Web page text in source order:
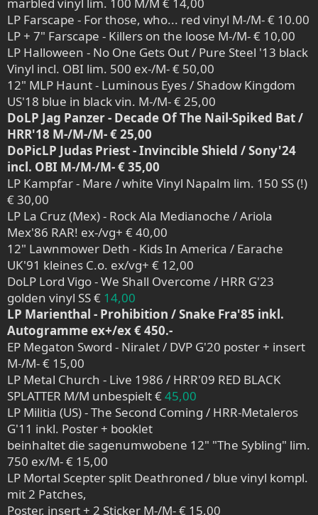
LP Farscape - For those, who... red vinyl M-/M- € 10.00
LP + 7" Farscape - Killers on the loose M-/M- € 10,00
LP Halloween - No One Gets Out / Pure Steel '13 black
Vinyl incl. OBI lim. 500 ex-/M- € 50,00
12" MLP Haunt - Luminous Eyes / Shadow Kingdom
US'18 blue in black vin. M-/M- € 25,00
DoLP Jag Panzer - Decade Of The Nail-Spiked Bat /
HRR'18 M-/M-/M- € 25,00
DoPicLP Judas Priest - Invincible Shield / Sony'24
incl. OBI M-/M-/M- € 35,00
LP Kampfar - Mare / white Vinyl Napalm lim. 150 SS (!)
€ 30,00
LP La Cruz (Mex) - Rock Ala Medianoche / Ariola
Mex'86 RAR! ex-/vg+ € 40,00
12" Lawnmower Deth - Kids In America / Earache
UK'91 kleines C.o. ex/vg+ € 12,00
DoLP Lord Vigo - We Shall Overcome / HRR G'23
golden vinyl SS € 14,00
LP Marienthal - Prohibition / Snake Fra'85 inkl.
Autogramme ex+/ex € 450.-
EP Megaton Sword - Niralet / DVP G'20 poster + insert
M-/M- € 15,00
LP Metal Church - Live 1986 / HRR'09 RED BLACK
SPLATTER M/M unbespielt €45,00
LP Militia (US) - The Second Coming / HRR-Metaleros
G'11 inkl. Poster + booklet
beinhaltet die sagenumwobene 12" "The Sybling" lim.
750 ex/M- € 15,00
LP Mortal Scepter split Deathroned / blue vinyl kompl.
mit 2 Patches,
Poster, insert + 2 Sticker M-/M- € 15,00